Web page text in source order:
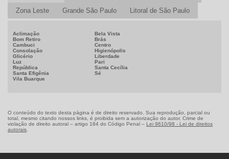
Zona Leste Grande São Paulo Litoral de São Paulo
Aclimação
Bela Vista
Bom Retiro
Brás
Cambuci
Centro
Consolação
Higienópolis
Glicério
Liberdade
Luz
Pari
República
Santa Cecília
Santa Efigênia
Sé
Vila Buarque
O conteúdo do texto desta página é de direito reservado. Sua reprodução, parcial ou
total, mesmo citando nossos links, é proibida sem a autorização do autor. Crime de
violação de direito autoral – artigo 184 do Código Penal – Lei 9610/98 - Lei de direitos
autorais